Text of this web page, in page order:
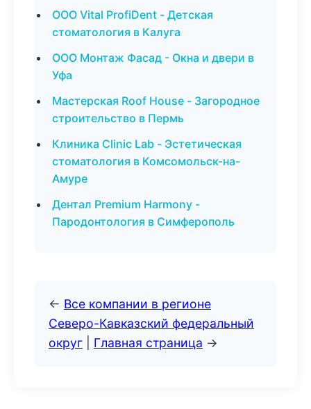
ООО Vital ProfiDent - Детская
стоматология в Калуга
ООО Монтаж Фасад - Окна и двери в
Уфа
Мастерская Roof House - Загородное
строительство в Пермь
Клиника Clinic Lab - Эстетическая
стоматология в Комсомольск-на-
Амуре
Дентал Premium Harmony -
Пародонтология в Симферополь
← Все компании в регионе
Северо-Кавказский федеральный
округ
Главная страница →